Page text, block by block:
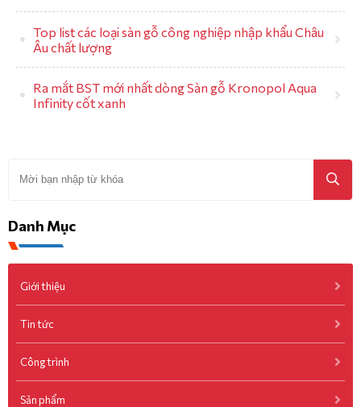
Top list các loại sàn gỗ công nghiệp nhập khẩu Châu
Âu chất lượng
Ra mắt BST mới nhất dòng Sàn gỗ Kronopol Aqua
Infinity cốt xanh
Danh Mục
Giới thiệu
Tin tức
Công trình
Sản phẩm